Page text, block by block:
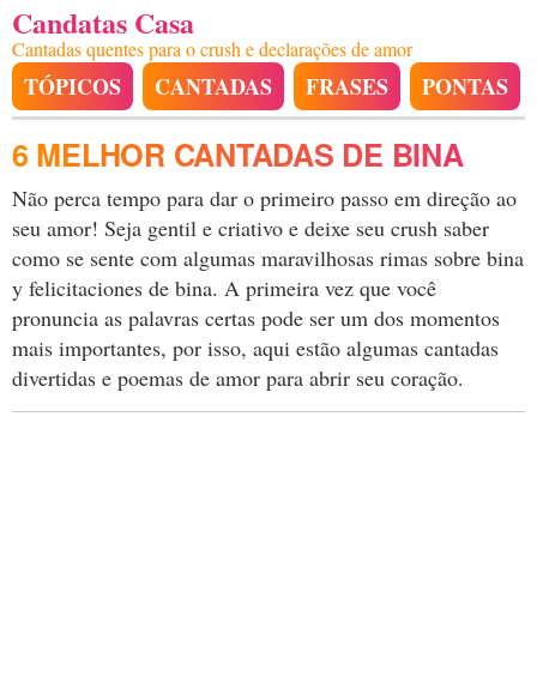
Candatas Casa
Cantadas quentes para o crush e declarações de amor
TÓPICOS CANTADAS FRASES PONTAS
6 MELHOR CANTADAS DE BINA
Não perca tempo para dar o primeiro passo em direção ao
seu amor! Seja gentil e criativo e deixe seu crush saber
como se sente com algumas maravilhosas rimas sobre bina
y felicitaciones de bina. A primeira vez que você
pronuncia as palavras certas pode ser um dos momentos
mais importantes, por isso, aqui estão algumas cantadas
divertidas e poemas de amor para abrir seu coração.